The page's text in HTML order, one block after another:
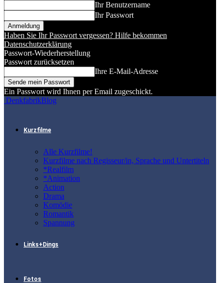
Ihr Benutzername
Ihr Passwort
Haben Sie Ihr Passwort vergessen? Hilfe bekommen
Datenschutzerklärung
Passwort-Wiederherstellung
Passwort zurücksetzen
Ihre E-Mail-Adresse
Ein Passwort wird Ihnen per Email zugeschickt.
DenkfabrikBlog
Kurzfilme
Alle Kurzfilme!
Kurzfilme nach Regisseur/in, Sprache und Untertiteln
*Realfilm
*Animation
Action
Drama
Komödie
Romantik
Spannung
Links+Dings
Fotos